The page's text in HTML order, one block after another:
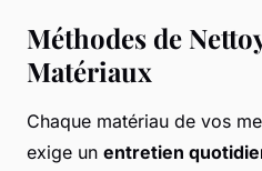
Méthodes de
Matériaux
Chaque matériau de vos
exige un entretien